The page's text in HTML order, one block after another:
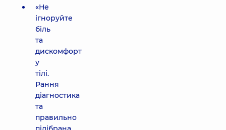
«Не
ігноруйте
біль
та
дискомфорт
у
тілі.
Рання
діагностика
та
правильно